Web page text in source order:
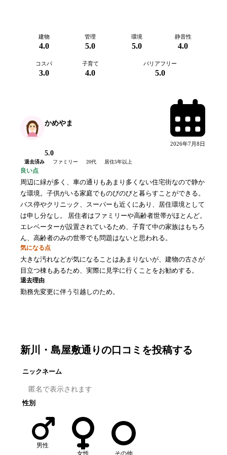
建物
4.0
管理
5.0
環境
5.0
静音性
4.0
コスパ
3.0
子育て
4.0
バリアフリー
5.0
かめやま
2026年7月8日
5.0
退去済み ファミリー 20代 居住5年以上
良い点
周辺に緑が多く、車の通りもあまり多くない住宅街なので静か
な環境。子供がいる家庭でものびのびと暮らすことができる。
バス停やクリニック、スーパーも近くにあり、居住環境として
は申し分なし。 居住者はファミリーや高齢者世帯がほとんど。
エレベーターが設置されているため、子育て中の家族はもちろ
ん、高齢者のみの世帯でも問題はないと思われる。
気になる点
大きな汚れなどが気になることはあまりないが、建物の古さが
目立つ棟もあるため、実際に見学に行くことをお勧めする。
退去理由
勤務先変更に伴う引越しのため。
新川・島屋敷通りの口コミを投稿する
ニックネーム
性別
男性
女性
その他